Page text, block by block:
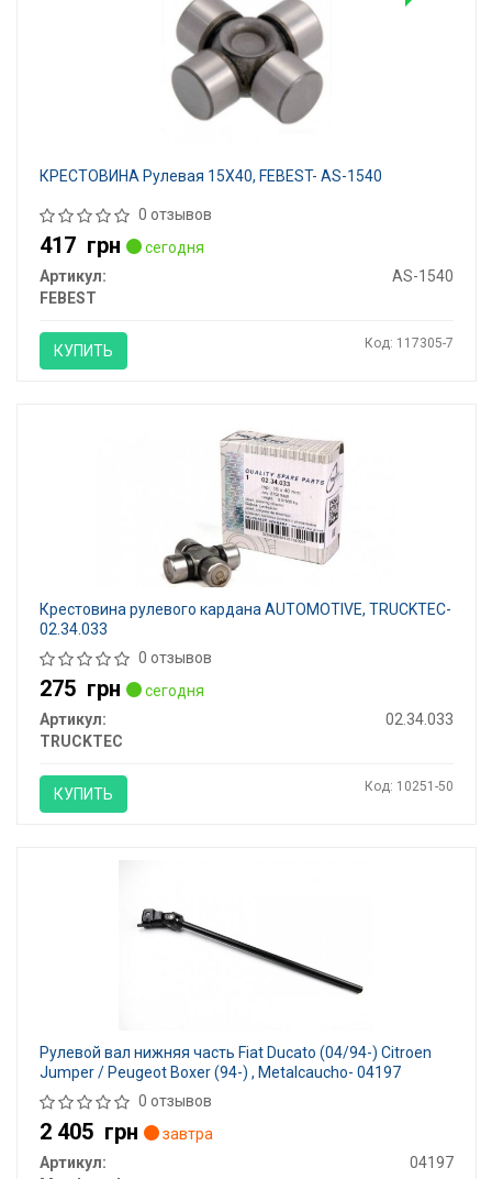
КРЕСТОВИНА Рулевая 15X40, FEBEST- AS-1540
0 отзывов
417 грн
сегодня
Артикул:
AS-1540
FEBEST
КУПИТЬ Код: 117305-7
Крестовина рулевого кардана AUTOMOTIVE, TRUCKTEC-
02.34.033
0 отзывов
275 грн
сегодня
Артикул:
02.34.033
TRUCKTEC
КУПИТЬ Код: 10251-50
Рулевой вал нижняя часть Fiat Ducato (04/94-) Citroen
Jumper / Peugeot Boxer (94-) , Metalcaucho- 04197
0 отзывов
2 405 грн
завтра
Артикул:
04197